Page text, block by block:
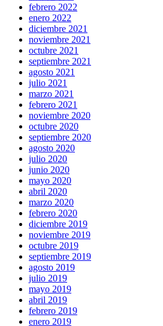
febrero 2022
enero 2022
diciembre 2021
noviembre 2021
octubre 2021
septiembre 2021
agosto 2021
julio 2021
marzo 2021
febrero 2021
noviembre 2020
octubre 2020
septiembre 2020
agosto 2020
julio 2020
junio 2020
mayo 2020
abril 2020
marzo 2020
febrero 2020
diciembre 2019
noviembre 2019
octubre 2019
septiembre 2019
agosto 2019
julio 2019
mayo 2019
abril 2019
febrero 2019
enero 2019